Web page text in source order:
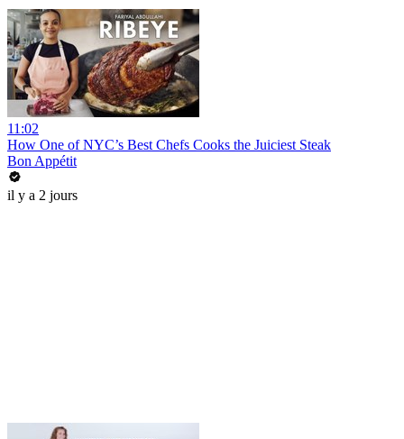
11:02
How One of NYC’s Best Chefs Cooks the Juiciest Steak
Bon Appétit
il y a 2 jours